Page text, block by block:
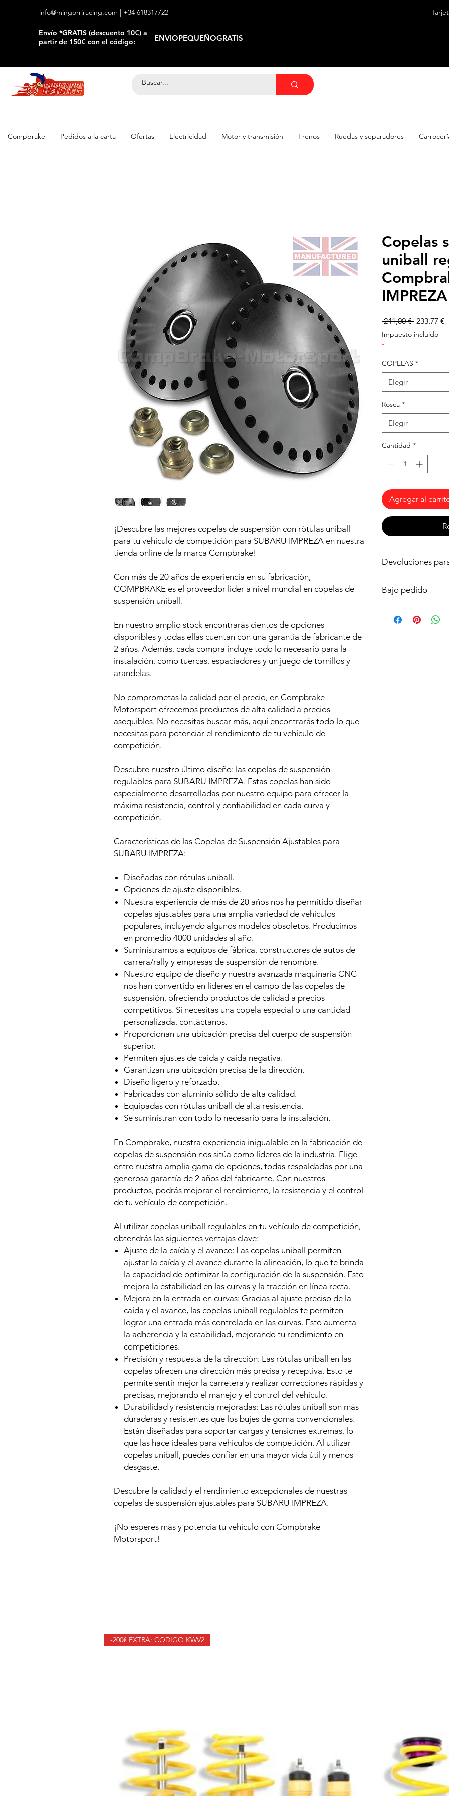
info@mingorriracing.com | +34 618317722
​Envío *GRATIS (descuento 10€) a
partir de 150€ con el código:
ENVIOPEQUEÑOGRATIS
Compbrake Pedidos a la carta Ofertas Electricidad Motor y transmisión Frenos Ruedas y separadores
¡Descubre las mejores copelas de suspensión con rótulas uniball
para tu vehículo de competición para SUBARU IMPREZA en nuestra
tienda online de la marca Compbrake!
Con más de 20 años de experiencia en su fabricación,
COMPBRAKE es el proveedor líder a nivel mundial en copelas de
suspensión uniball.
En nuestro amplio stock encontrarás cientos de opciones
disponibles y todas ellas cuentan con una garantía de fabricante de
2 años. Además, cada compra incluye todo lo necesario para la
instalación, como tuercas, espaciadores y un juego de tornillos y
arandelas.
No comprometas la calidad por el precio, en Compbrake
Motorsport ofrecemos productos de alta calidad a precios
asequibles. No necesitas buscar más, aquí encontrarás todo lo que
necesitas para potenciar el rendimiento de tu vehículo de
competición.
Descubre nuestro último diseño: las copelas de suspensión
regulables para SUBARU IMPREZA. Estas copelas han sido
especialmente desarrolladas por nuestro equipo para ofrecer la
máxima resistencia, control y confiabilidad en cada curva y
competición.
Características de las Copelas de Suspensión Ajustables para
SUBARU IMPREZA:
Diseñadas con rótulas uniball.
Opciones de ajuste disponibles.
Nuestra experiencia de más de 20 años nos ha permitido diseñar
copelas ajustables para una amplia variedad de vehículos
populares, incluyendo algunos modelos obsoletos. Producimos
en promedio 4000 unidades al año.
Suministramos a equipos de fábrica, constructores de autos de
carrera/rally y empresas de suspensión de renombre.
Nuestro equipo de diseño y nuestra avanzada maquinaria CNC
nos han convertido en líderes en el campo de las copelas de
suspensión, ofreciendo productos de calidad a precios
competitivos. Si necesitas una copela especial o una cantidad
personalizada, contáctanos.
Proporcionan una ubicación precisa del cuerpo de suspensión
superior.
Permiten ajustes de caída y caída negativa.
Garantizan una ubicación precisa de la dirección.
Diseño ligero y reforzado.
Fabricadas con aluminio sólido de alta calidad.
Equipadas con rótulas uniball de alta resistencia.
Se suministran con todo lo necesario para la instalación.
En Compbrake, nuestra experiencia inigualable en la fabricación de
copelas de suspensión nos sitúa como líderes de la industria. Elige
entre nuestra amplia gama de opciones, todas respaldadas por una
generosa garantía de 2 años del fabricante. Con nuestros
productos, podrás mejorar el rendimiento, la resistencia y el control
de tu vehículo de competición.
Al utilizar copelas uniball regulables en tu vehículo de competición,
obtendrás las siguientes ventajas clave:
Ajuste de la caída y el avance: Las copelas uniball permiten
ajustar la caída y el avance durante la alineación, lo que te brinda
la capacidad de optimizar la configuración de la suspensión. Esto
mejora la estabilidad en las curvas y la tracción en línea recta.
Mejora en la entrada en curvas: Gracias al ajuste preciso de la
caída y el avance, las copelas uniball regulables te permiten
lograr una entrada más controlada en las curvas. Esto aumenta
la adherencia y la estabilidad, mejorando tu rendimiento en
competiciones.
Precisión y respuesta de la dirección: Las rótulas uniball en las
copelas ofrecen una dirección más precisa y receptiva. Esto te
permite sentir mejor la carretera y realizar correcciones rápidas y
precisas, mejorando el manejo y el control del vehículo.
Durabilidad y resistencia mejoradas: Las rótulas uniball son más
duraderas y resistentes que los bujes de goma convencionales.
Están diseñadas para soportar cargas y tensiones extremas, lo
que las hace ideales para vehículos de competición. Al utilizar
copelas uniball, puedes confiar en una mayor vida útil y menos
desgaste.
Descubre la calidad y el rendimiento excepcionales de nuestras
copelas de suspensión ajustables para SUBARU IMPREZA.
¡No esperes más y potencia tu vehículo con Compbrake
Motorsport!
Copelas
uniball
241,00 € Precio
233,77 €
Impuesto incluido
-
COPELAS *
Elegir
Rosca *
Elegir
Cantidad *
Agregar al
Devoluciones
importante
o lo intentes montar
Bajo pedido
plazo de entrega es
-200€ EXTRA: CODIGO KWV2